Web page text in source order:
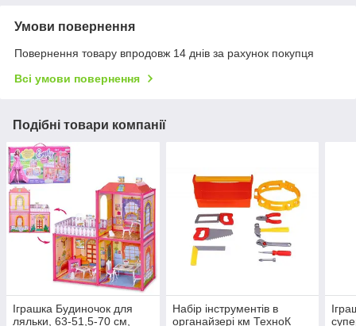
Умови повернення
Повернення товару впродовж 14 днів за рахунок покупця
Всі умови повернення
Подібні товари компанії
Іграшка Будиночок для
ляльки, 63-51,5-70 см,
Набір інструментів в
органайзері км ТехноК